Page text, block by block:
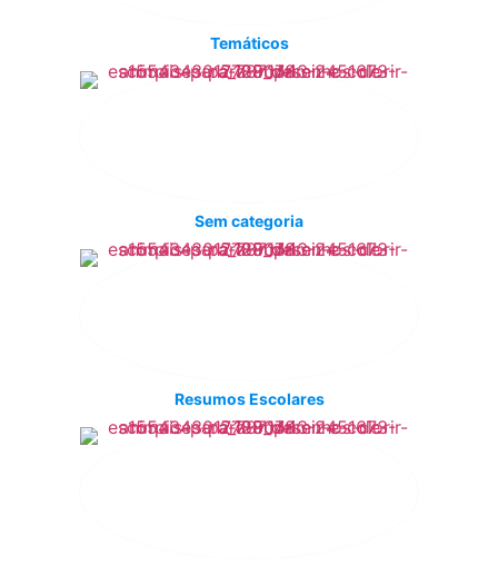
Temáticos
Sem categoria
Resumos Escolares